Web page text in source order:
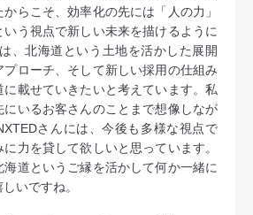
らこそ、効率化の先には「人の力」
う視点で新しい未来を描けるように
、北海道という土地を活かした展開
ローチ、そして新しい採用の仕組み
に載せていきたいと考えています。私
にいるお客さんのことまで想像しなが
さんには、今後も多様な視点で
力を貸して欲しいと思っています。
道というご縁を活かして何か一緒に
いですね。